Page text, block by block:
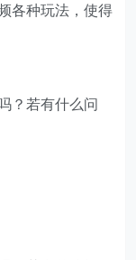
各种玩法，使得
？若有什么问